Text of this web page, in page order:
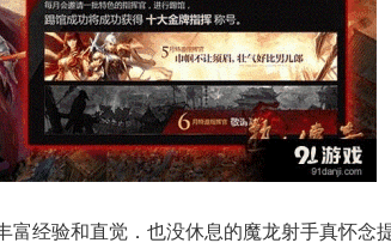
富经验和直觉．也没休息的魔龙射手真怀念